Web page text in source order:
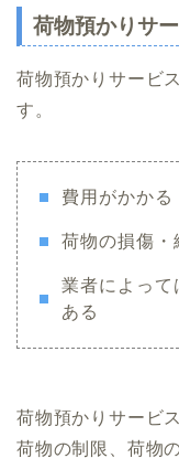
荷物預かりサ
荷物預かりサービ
す。
費用がかかる
荷物の損傷・
業者によって
ある
荷物預かりサービ
荷物の制限、荷物